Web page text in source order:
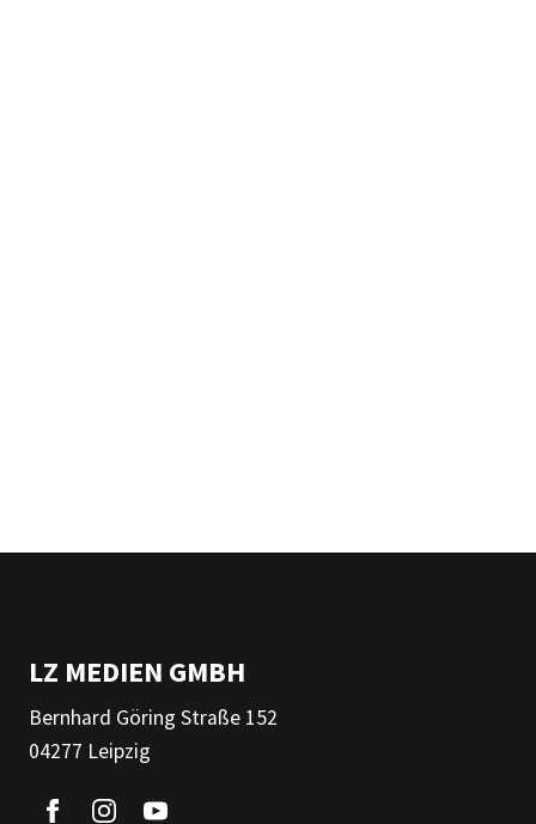
LZ MEDIEN GMBH
Bernhard Göring Straße 152
04277 Leipzig